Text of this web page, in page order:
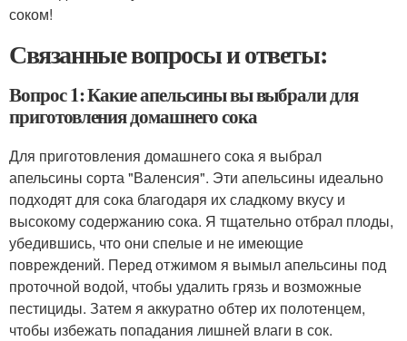
соком!
Связанные вопросы и ответы:
Вопрос 1: Какие апельсины вы выбрали для
приготовления домашнего сока
Для приготовления домашнего сока я выбрал
апельсины сорта "Валенсия". Эти апельсины идеально
подходят для сока благодаря их сладкому вкусу и
высокому содержанию сока. Я тщательно отбрал плоды,
убедившись, что они спелые и не имеющие
повреждений. Перед отжимом я вымыл апельсины под
проточной водой, чтобы удалить грязь и возможные
пестициды. Затем я аккуратно обтер их полотенцем,
чтобы избежать попадания лишней влаги в сок.